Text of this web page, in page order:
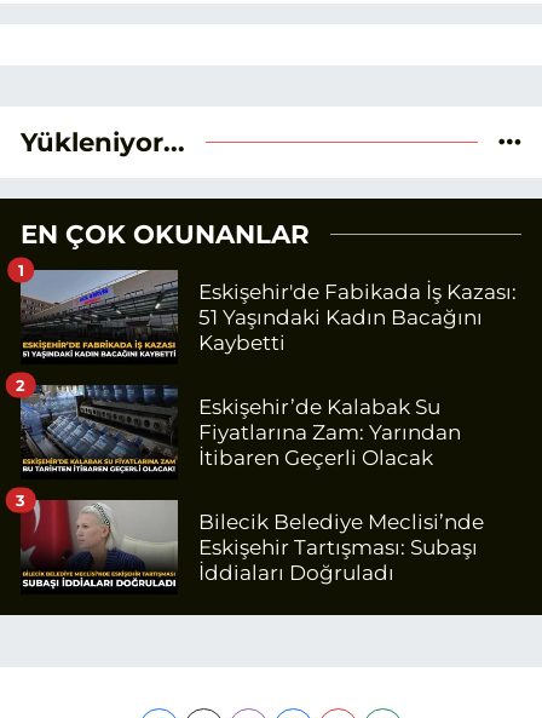
Yükleniyor...
EN ÇOK OKUNANLAR
Eskişehir'de Fabikada İş Kazası:
51 Yaşındaki Kadın Bacağını
Kaybetti
1
Eskişehir’de Kalabak Su
Fiyatlarına Zam: Yarından
İtibaren Geçerli Olacak
2
Bilecik Belediye Meclisi’nde
Eskişehir Tartışması: Subaşı
İddiaları Doğruladı
3